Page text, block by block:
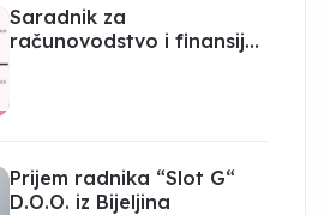
Saradnik za
računovodstvo i finansije
Prijem radnika “Slot G“
D.O.O. iz Bijeljina